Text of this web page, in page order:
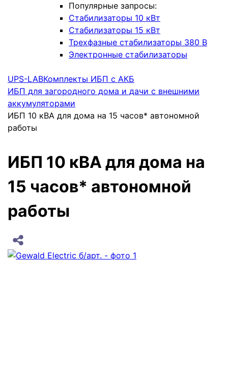
Популярные запросы:
Стабилизаторы 10 кВт
Стабилизаторы 15 кВт
Трехфазные стабилизаторы 380 В
Электронные стабилизаторы
UPS-LABКомплекты ИБП с АКБ
ИБП для загородного дома и дачи с внешними
аккумуляторами
ИБП 10 кВА для дома на 15 часов* автономной
работы
ИБП 10 кВА для дома на
15 часов* автономной
работы